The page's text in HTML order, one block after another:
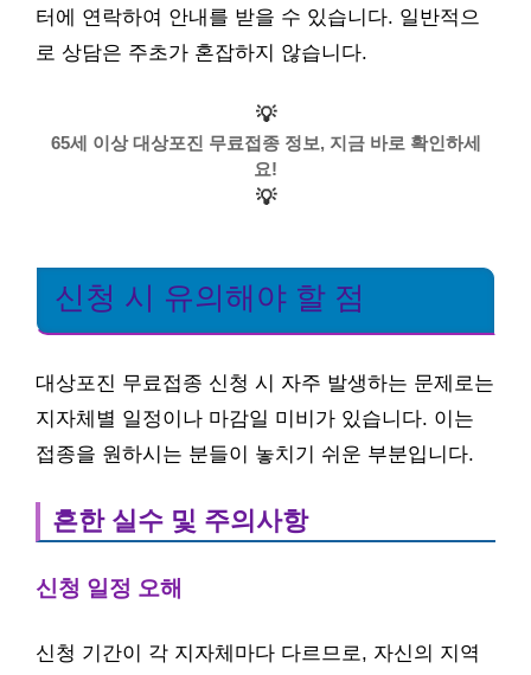
터에 연락하여 안내를 받을 수 있습니다. 일반적으
로 상담은 주초가 혼잡하지 않습니다.
💡
65세 이상 대상포진 무료접종 정보, 지금 바로 확인하세
요!
💡
신청 시 유의해야 할 점
대상포진 무료접종 신청 시 자주 발생하는 문제로는
지자체별 일정이나 마감일 미비가 있습니다. 이는
접종을 원하시는 분들이 놓치기 쉬운 부분입니다.
흔한 실수 및 주의사항
신청 일정 오해
신청 기간이 각 지자체마다 다르므로, 자신의 지역